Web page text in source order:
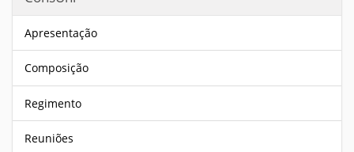
Apresentação
Composição
Regimento
Reuniões